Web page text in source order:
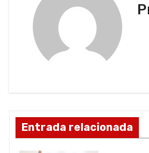
eEntrada relacionada